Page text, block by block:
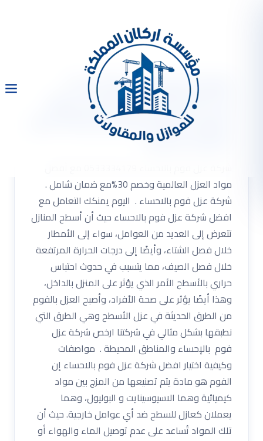
شركة عزل فوم بالاحساء
0533334179 مع أفضل مواد
ضمان شامل
مواد العزل العالمية وخصم 30%مع ضمان شامل .
شركة عزل فوم بالاحساء . اليوم يمنكك التعامل مع
افضل شركة عزل فوم بالاحساء حيث أن أسطح المنازل
تتعرض إلى العديد من العوامل، سواء إلى الأمطار
خلال فصل الشتاء، وأيضًا إلى درجات الحرارة المرتفعة
خلال فصل الصيف، مما يتسبب في حدوث احتباس
حراري بالأسطح الأمر الذي يؤثر على المنزل بالداخل،
وهذا أيضًا يؤثر على صحة الأفراد، وأصبح العزل بالفوم
من الطرق الحديثة في عزل الأسطح وهي الطرق التي
نطبقها بشكل مثالي في شركتنا ارخص شركة عزل
فوم بالإحساء والمناطق المحيطة . مواصفات
وكيفية اختيار افضل شركة عزل فوم بالاحساء إن
الفوم هو مادة يتم تصنيعها من المزج بين مواد
كيميائية وهما الاسيوسينايت و البوليول، وهما
يعملان كعازل للسطح ضد أي عوامل خارجية. حيث أن
تلك المواد تُساعد على عدم توصيل الماء والهواء أو